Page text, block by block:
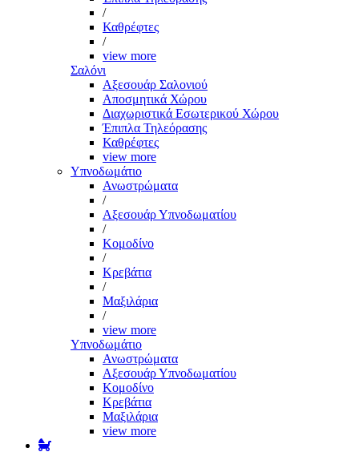
/
Καθρέφτες
/
view more
Σαλόνι
Αξεσουάρ Σαλονιού
Αποσμητικά Χώρου
Διαχωριστικά Εσωτερικού Χώρου
Έπιπλα Τηλεόρασης
Καθρέφτες
view more
Υπνοδωμάτιο
Ανωστρώματα
/
Αξεσουάρ Υπνοδωματίου
/
Κομοδίνο
/
Κρεβάτια
/
Μαξιλάρια
/
view more
Υπνοδωμάτιο
Ανωστρώματα
Αξεσουάρ Υπνοδωματίου
Κομοδίνο
Κρεβάτια
Μαξιλάρια
view more